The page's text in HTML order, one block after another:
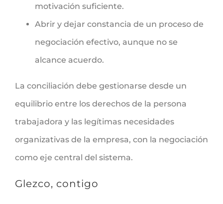
motivación suficiente.
Abrir y dejar constancia de un proceso de
negociación efectivo, aunque no se
alcance acuerdo.
La conciliación debe gestionarse desde un
equilibrio entre los derechos de la persona
trabajadora y las legítimas necesidades
organizativas de la empresa, con la negociación
como eje central del sistema.
Glezco, contigo